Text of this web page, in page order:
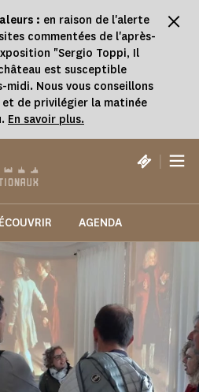
: en raison de l'alerte
commentées de l'après-
"Sergio Toppi, Il
est susceptible
midi. Nous vous conseillons
de privilégier la matinée
En savoir plus.
|
AGENDA